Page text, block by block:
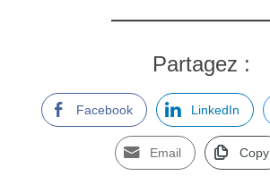
Partagez :
Facebook LinkedIn
Email Copy